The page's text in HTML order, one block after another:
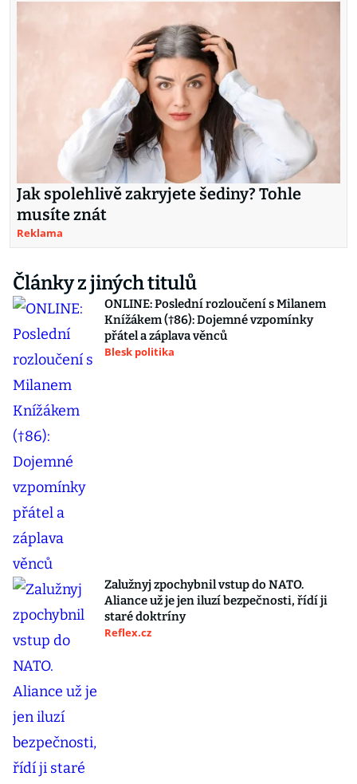
Jak spolehlivě zakryjete šediny? Tohle
musíte znát
Reklama
Články z jiných titulů
ONLINE: Poslední rozloučení s Milanem
Knížákem (†86): Dojemné vzpomínky
přátel a záplava věnců
Blesk politika
Zalužnyj zpochybnil vstup do NATO.
Aliance už je jen iluzí bezpečnosti, řídí ji
staré doktríny
Reflex.cz